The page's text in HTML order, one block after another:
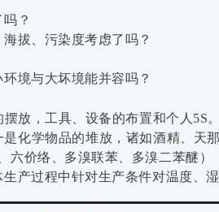
？
拔、污染度考虑了吗？
境与大坏境能并容吗？
放，工具、设备的布置和个人5S。
是化学物品的堆放，诸如酒精、天
六价络、多溴联苯、多溴二苯醚）
生产过程中针对生产条件对温度、